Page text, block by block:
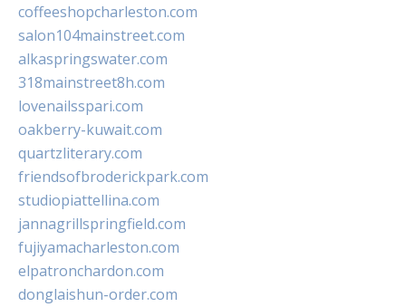
coffeeshopcharleston.com
salon104mainstreet.com
alkaspringswater.com
318mainstreet8h.com
lovenailsspari.com
oakberry-kuwait.com
quartzliterary.com
friendsofbroderickpark.com
studiopiattellina.com
jannagrillspringfield.com
fujiyamacharleston.com
elpatronchardon.com
donglaishun-order.com